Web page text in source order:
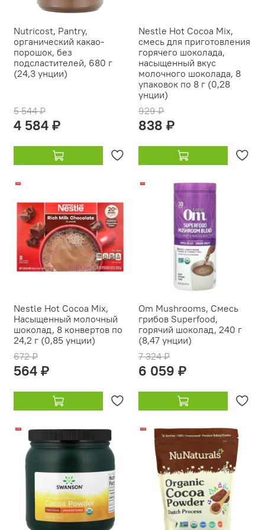
Nutricost, Pantry,
органический какао-
порошок, без
подсластителей, 680 г
(24,3 унции)
5 544 ₽
4 584 ₽
Nestle Hot Cocoa Mix,
смесь для приготовления
горячего шоколада,
насыщенный вкус
молочного шоколада, 8
упаковок по 8 г (0,28
унции)
929 ₽
838 ₽
-16%
Nestle Hot Cocoa Mix,
Насыщенный молочный
шоколад, 8 конвертов по
24,2 г (0,85 унции)
672 ₽
564 ₽
-17%
Om Mushrooms, Смесь
грибов Superfood,
горячий шоколад, 240 г
(8,47 унции)
7 324 ₽
6 059 ₽
-20% -22%